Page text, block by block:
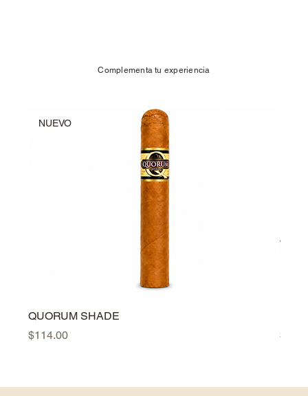
Complementa tu experiencia
NUEVO
QUORUM SHADE
Precio
$114.00